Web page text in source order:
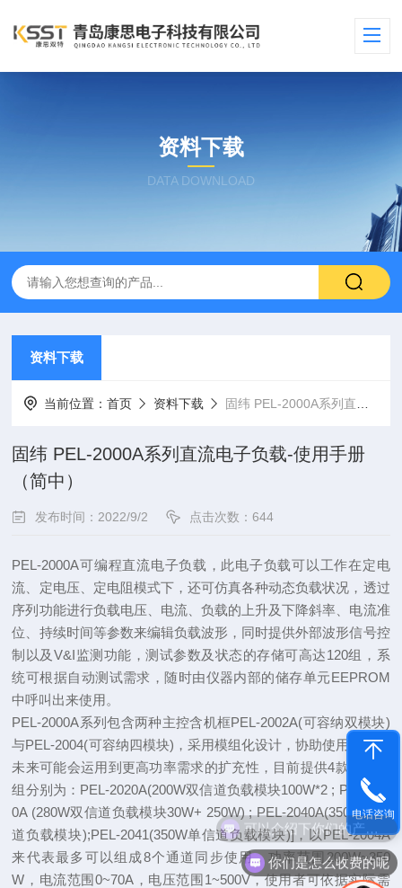
资料下载
DATA DOWNLOAD
资料下载
当前位置：首页 资料下载 固纬 PEL-2000A系列直流电子负载-使用手册（简中）
固纬 PEL-2000A系列直流电子负载-使用手册
（简中）
发布时间：2022/9/2 点击次数：644
PEL-2000A可编程直流电子负载，此电子负载可以工作在定电
流、定电压、定电阻模式下，还可仿真各种动态负载状况，透过
序列功能进行负载电压、电流、负载的上升及下降斜率、电流准
位、持续时间等参数来编辑负载波形，同时提供外部波形信号控
制以及V&I监测功能，测试参数及状态的存储可高达120组，系
统可根据自动测试需求，随时由仪器内部的储存单元EEPROM
中呼叫出来使用。
PEL-2000A系列包含两种主控含机框PEL-2002A(可容纳双模块)
与PEL-2004(可容纳四模块)，采用模组化设计，协助使用者保留
未来可能会运用到更高功率需求的扩充性，目前提供4款负载模
组分别为：PEL-2020A(200W双信道负载模块100W*2 ; PEL-203
0A (280W双信道负载模块30W+ 250W) ; PEL-2040A(350W单信
道负载模块);PEL-2041(350W单信道负载模块)]，以PEL-2004A
来代表最多可以组成8个通道同步使用，功率范围200W~350
W，电流范围0~70A，电压范围1~500V，使用者可依据实际需
电话咨询
可以介绍下你们的产品么
你们是怎么收费的呢